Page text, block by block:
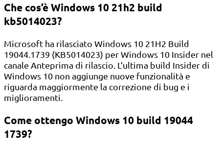
Che cos’è Windows 10 21h2 build
kb5014023?
Microsoft ha rilasciato Windows 10 21H2 Build
19044.1739 (KB5014023) per Windows 10 Insider nel
canale Anteprima di rilascio. L’ultima build Insider di
Windows 10 non aggiunge nuove funzionalità e
riguarda maggiormente la correzione di bug e i
miglioramenti.
Come ottengo Windows 10 build 19044
1739?